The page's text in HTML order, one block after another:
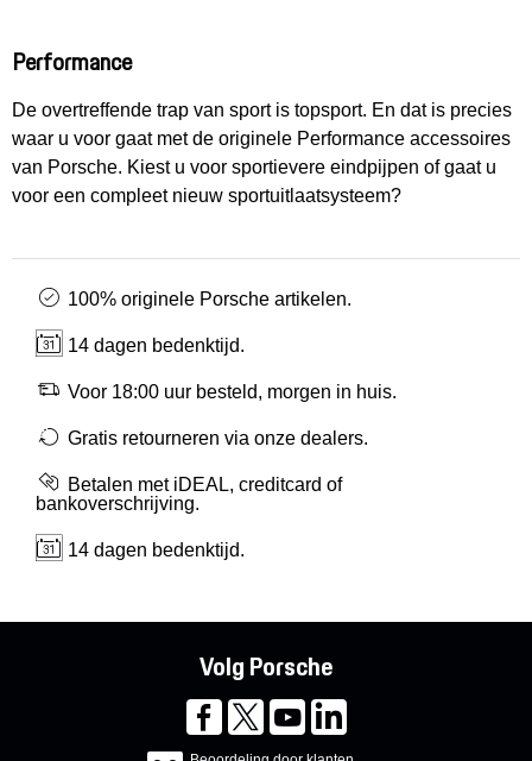
Performance
De overtreffende trap van sport is topsport. En dat is precies
waar u voor gaat met de originele Performance accessoires
van Porsche. Kiest u voor sportievere eindpijpen of gaat u
voor een compleet nieuw sportuitlaatsysteem?
100% originele Porsche artikelen.
14 dagen bedenktijd.
Voor 18:00 uur besteld, morgen in huis.
Gratis retourneren via onze dealers.
Betalen met iDEAL, creditcard of
bankoverschrijving.
14 dagen bedenktijd.
Volg Porsche